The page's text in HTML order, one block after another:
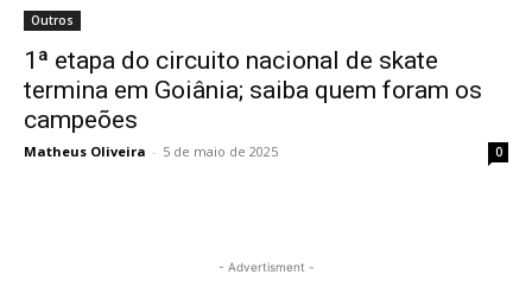
Outros
1ª etapa do circuito nacional de skate
termina em Goiânia; saiba quem foram os
campeões
Matheus Oliveira - 5 de maio de 2025 0
- Advertisment -